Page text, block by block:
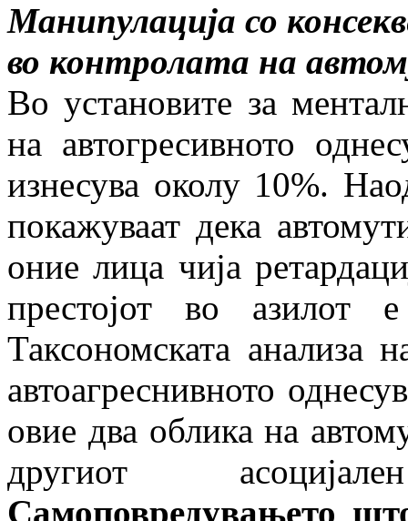
Манипулација со
во контролата на
Во установите за
на автогресивното
изнесува околу 10%.
покажуваат дека
оние лица чија
престојот во азилот
Таксономската анализа
автоагреснивното
овие два облика на
другиот
Самоповредувањето